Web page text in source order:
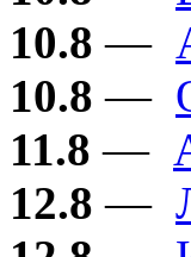
10.8 —
10.8 —
11.8 —
12.8 —